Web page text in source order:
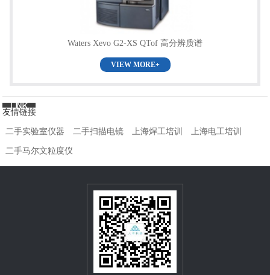
Waters Xevo G2-XS QTof 高分辨质谱
VIEW MORE+
友情链接
二手实验室仪器 二手扫描电镜 上海焊工培训 上海电工培训
二手马尔文粒度仪